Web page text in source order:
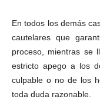
En todos los demás
cautelares que
proceso, mientras se
estricto apego a los
culpable o no de los
toda duda razonable.